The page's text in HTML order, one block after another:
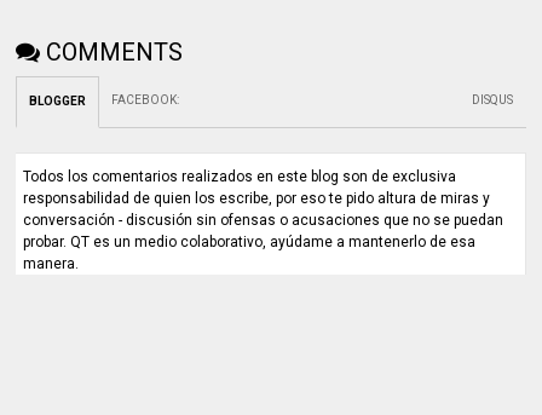
COMMENTS
BLOGGER FACEBOOK: DISQUS
Todos los comentarios realizados en este blog son de exclusiva
responsabilidad de quien los escribe, por eso te pido altura de miras y
conversación - discusión sin ofensas o acusaciones que no se puedan
probar. QT es un medio colaborativo, ayúdame a mantenerlo de esa
manera.